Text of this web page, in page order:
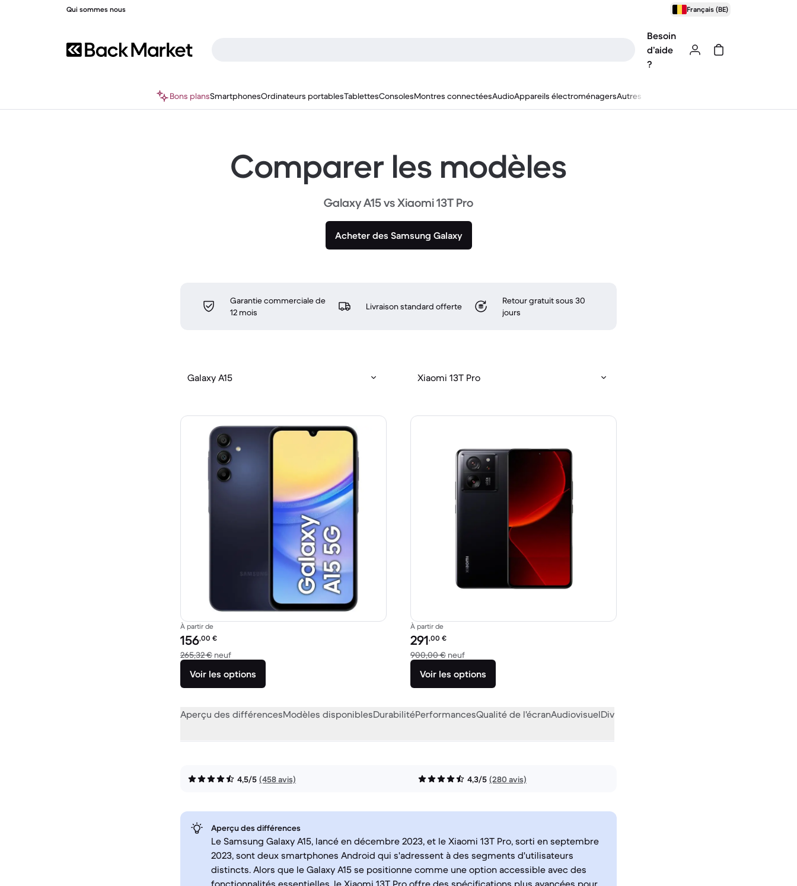
Qui sommes nous Français (BE)
Besoin
d’aide
?
Bons plansSmartphonesOrdinateurs portablesTablettesConsolesMontres connectéesAudioAppareils électroménagersAutres
Comparer les modèles
Galaxy A15 vs Xiaomi 13T Pro
Acheter des Samsung Galaxy
Garantie commerciale de
12 mois
Livraison standard offerte
Retour gratuit sous 30
jours
Galaxy A15 Xiaomi 13T Pro
À partir de
Prix reconditionné :
156,00 €
265,32 € neufcontre 265,32 € neuf
Voir les options
À partir de
Prix reconditionné :
291,00 €
900,00 € neufcontre 900,00 € neuf
Voir les options
Aperçu des différencesModèles disponiblesDurabilitéPerformancesQualité de l'écranAudiovisuelDivers
4,5/5 (458 avis) 4,3/5 (280 avis)
Aperçu des différences
Le Samsung Galaxy A15, lancé en décembre 2023, et le Xiaomi 13T Pro, sorti en septembre
2023, sont deux smartphones Android qui s'adressent à des segments d'utilisateurs
distincts. Alors que le Galaxy A15 se positionne comme une option accessible avec des
fonctionnalités essentielles, le Xiaomi 13T Pro offre des spécifications plus avancées pour